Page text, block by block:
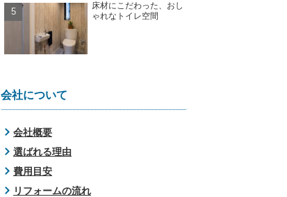
床材にこだわった、おし
ゃれなトイレ空間
会社について
会社概要
選ばれる理由
費用目安
リフォームの流れ